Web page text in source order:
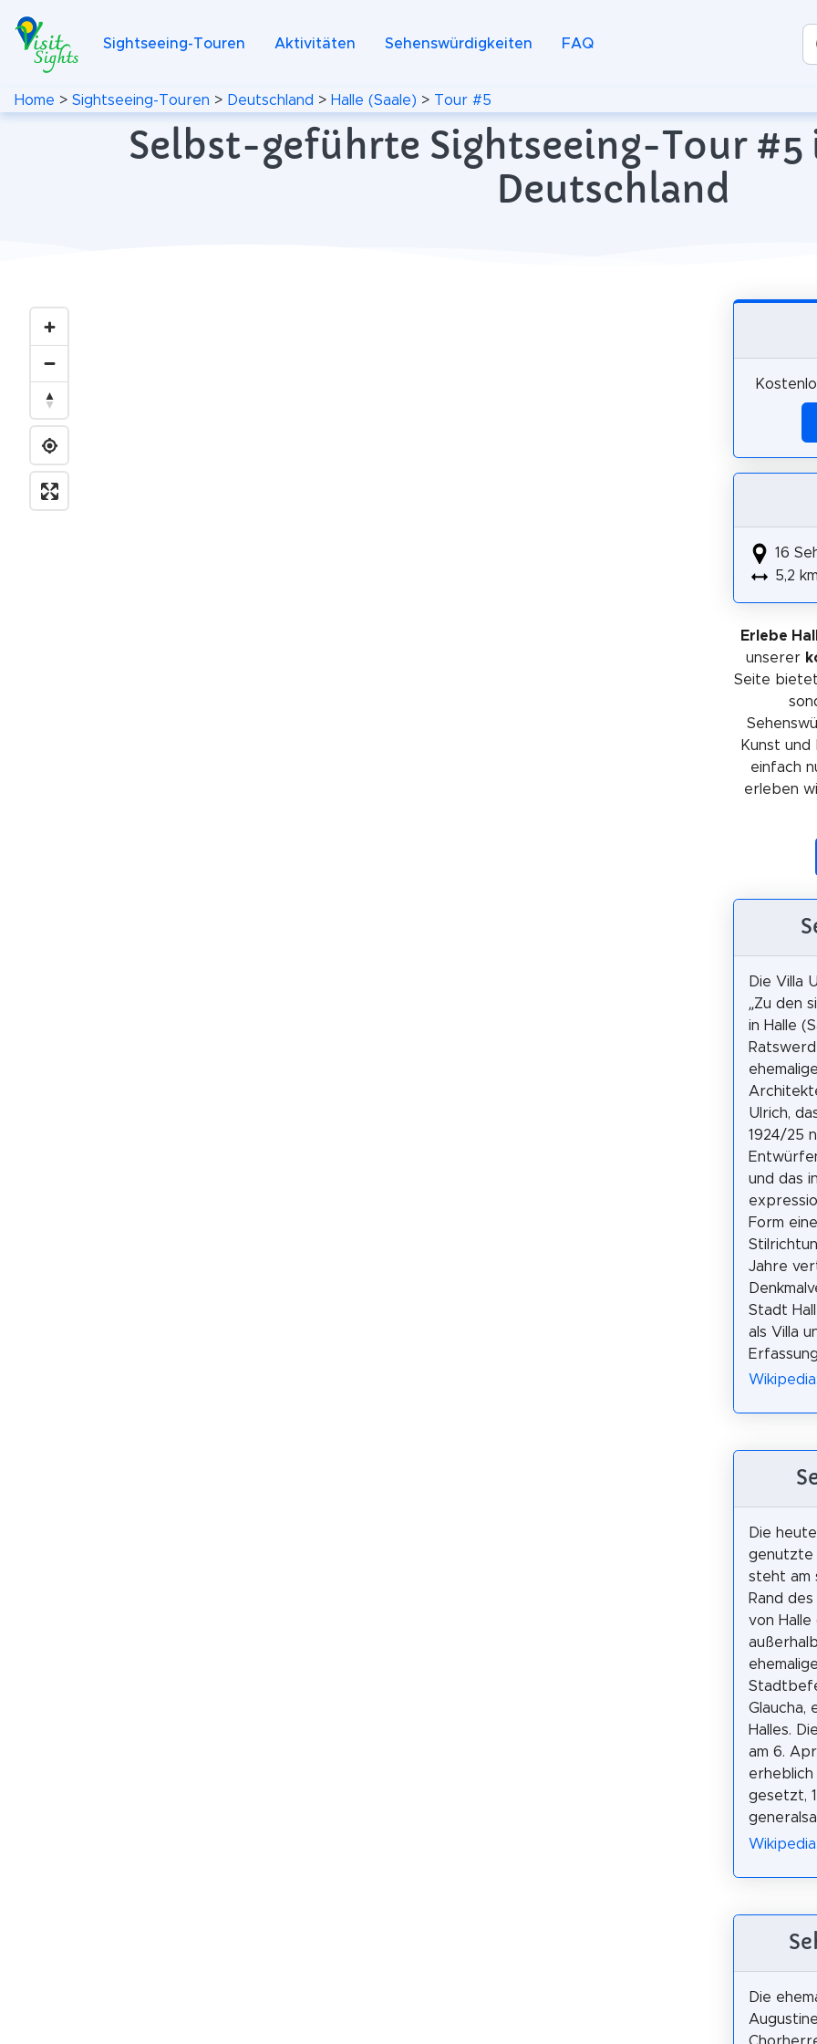
Sightseeing-Touren Aktivitäten Sehenswürdigkeiten FAQ
Home > Sightseeing-Touren > Deutschland > Halle (Saale) > Tour #5
Selbst-geführte Sightseeing-Tour #5
Deutschland
16
5,2
Erlebe
unserer
Seite
Kunst
einfach
erleben
Die Villa
„Zu den
in Halle
Ulrich,
1924/25
und das
Form
Jahre
Stadt
als Villa
Die
genutzte
steht am
Rand
von Halle
Glaucha,
Halles.
am 6.
gesetzt,
Die